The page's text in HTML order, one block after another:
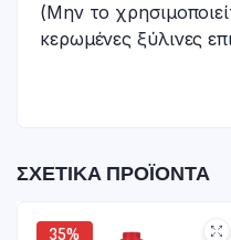
(Μην το
κερωμένες ξύλινες
ΣΧΕΤΙΚΆ ΠΡΟΪΌΝΤΑ
35%